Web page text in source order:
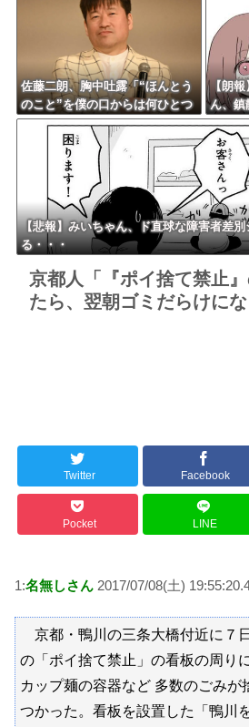
佐藤二朗、胸中吐露「“ほんとう
のこと”を僕の口からは何ひとつ
言えなくて… 言葉にできぬ悔
しさを日々感じております」
【朗報
ん、鎮
ｗｗｗ
【悲報】みいちゃん、ド直球な障害者差
る・・・
京都人「『ポイ捨て禁止
たら、翌朝ゴミだらけに
Twitter Facebook
Pocket LINE
1:名無しさん 2017/07/08(土)
京都・鴨川の三条大橋付近に７
の「ポイ捨て禁止」の看板の周り
カップ麺の容器など 多数のごみが
つかった。看板を設置した「鴨川